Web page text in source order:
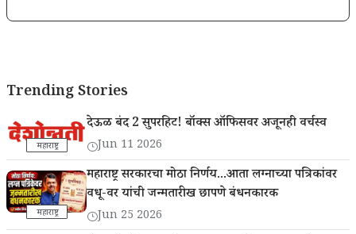
Trending Stories
महाराष्ट्र
देऊळ बंद 2 सुपरहिट! बॉक्स ऑफिसवर अजूनही वर्चस्व
Jun 11 2026
महाराष्ट्र
महाराष्ट्र सरकारचा मोठा निर्णय...आता लग्नाच्या पत्रिकांवर
वधू-वर यांची जन्मतारीख छापणे बंधनकारक
Jun 25 2026